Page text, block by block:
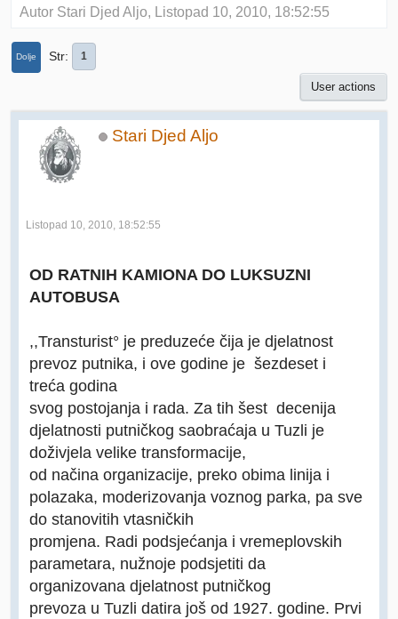
Autor Stari Djed Aljo, Listopad 10, 2010, 18:52:55
Dolje Str 1
User actions
Stari Djed Aljo
Listopad 10, 2010, 18:52:55
OD RATNIH KAMIONA DO LUKSUZNI
AUTOBUSA
,,Transturist° je preduzeće čija je djelatnost
prevoz putnika, i ove godine je šezdeset i
treća godina
svog postojanja i rada. Za tih šest decenija
djelatnosti putničkog saobraćaja u Tuzli je
doživjela velike transformacije,
od načina organizacije, preko obima linija i
polazaka, moderizovanja voznog parka, pa sve
do stanovitih vtasničkih
promjena. Radi podsjećanja i vremeplovskih
parametara, nužnoje podsjetiti da
organizovana djelatnost putničkog
prevoza u Tuzli datira još od 1927. godine. Prvi